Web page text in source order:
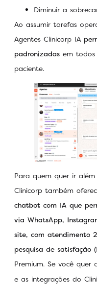
Diminuir a
Ao assumir tarefas
Agentes Clinicorp IA
padronizadas em
paciente.
Para quem quer ir
Clinicorp também
chatbot com IA que
via WhatsApp,
site, com atendimento
pesquisa de satisfação
Premium. Se você quer
e as integrações do